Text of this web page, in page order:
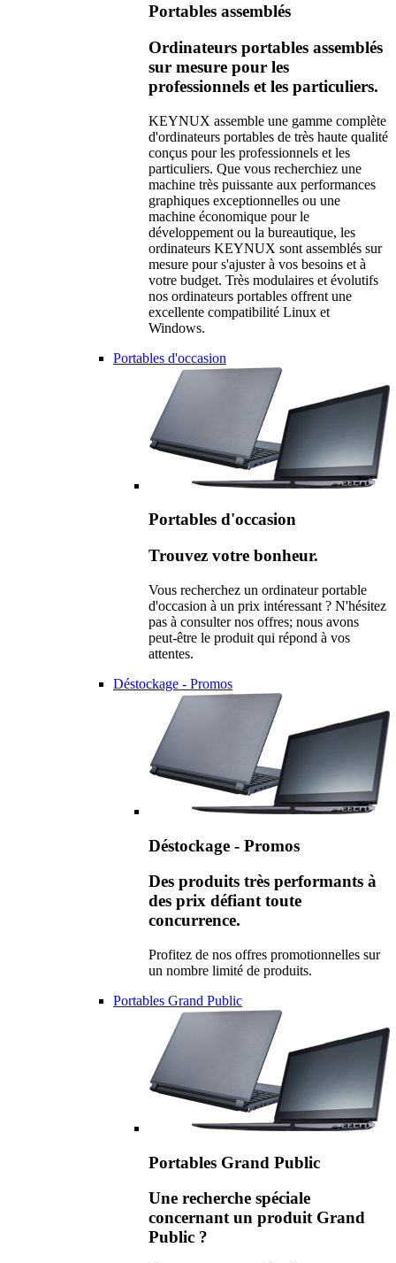
Portables assemblés
Ordinateurs portables assemblés
sur mesure pour les
professionnels et les particuliers.
KEYNUX assemble une gamme complète
d'ordinateurs portables de très haute qualité
conçus pour les professionnels et les
particuliers. Que vous recherchiez une
machine très puissante aux performances
graphiques exceptionnelles ou une
machine économique pour le
développement ou la bureautique, les
ordinateurs KEYNUX sont assemblés sur
mesure pour s'ajuster à vos besoins et à
votre budget. Très modulaires et évolutifs
nos ordinateurs portables offrent une
excellente compatibilité Linux et
Windows.
Portables d'occasion
Portables d'occasion
Trouvez votre bonheur.
Vous recherchez un ordinateur portable
d'occasion à un prix intéressant ? N'hésitez
pas à consulter nos offres; nous avons
peut-être le produit qui répond à vos
attentes.
Déstockage - Promos
Déstockage - Promos
Des produits très performants à
des prix défiant toute
concurrence.
Profitez de nos offres promotionnelles sur
un nombre limité de produits.
Portables Grand Public
Portables Grand Public
Une recherche spéciale
concernant un produit Grand
Public ?